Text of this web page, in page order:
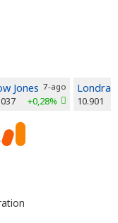
Jones 7-ago
+0,28%
Londra
10.901